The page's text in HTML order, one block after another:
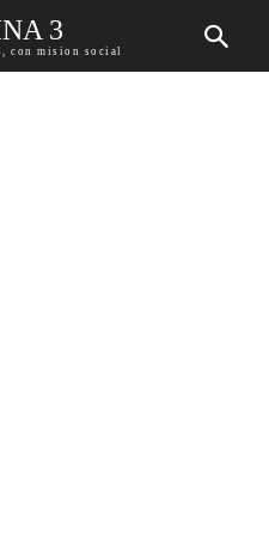
3
con mision social